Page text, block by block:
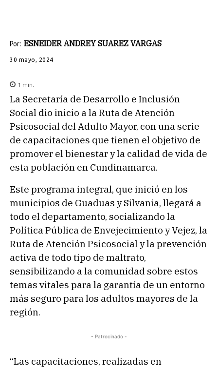
Por: ESNEIDER ANDREY SUAREZ VARGAS
30 mayo, 2024
1 min.
La Secretaría de Desarrollo e Inclusión
Social dio inicio a la Ruta de Atención
Psicosocial del Adulto Mayor, con una serie
de capacitaciones que tienen el objetivo de
promover el bienestar y la calidad de vida de
esta población en Cundinamarca.
Este programa integral, que inició en los
municipios de Guaduas y Silvania, llegará a
todo el departamento, socializando la
Política Pública de Envejecimiento y Vejez, la
Ruta de Atención Psicosocial y la prevención
activa de todo tipo de maltrato,
sensibilizando a la comunidad sobre estos
temas vitales para la garantía de un entorno
más seguro para los adultos mayores de la
región.
- Patrocinado -
“Las capacitaciones, realizadas en